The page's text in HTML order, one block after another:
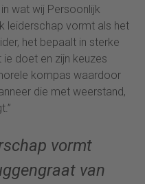
wat wij Persoonlijk
leiderschap vormt als het
het bepaalt in sterke
doet en zijn keuzes
kompas waardoor
die met weerstand,
vormt
van